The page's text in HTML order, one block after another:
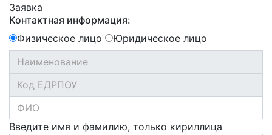
Заявка
Контактная информация:
Физическое лицо
Юридическое лицо
Введите имя и фамилию, только кириллица